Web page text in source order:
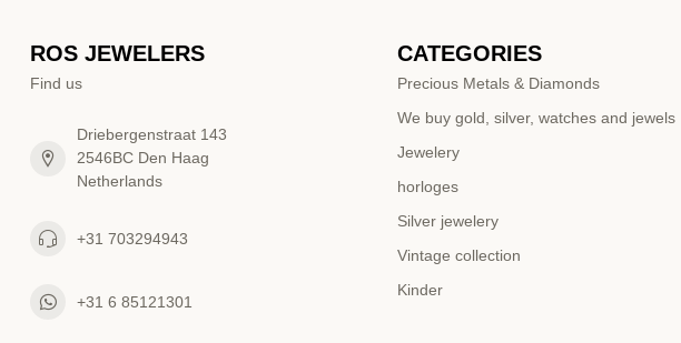
ROS JEWELERS
Find us
Driebergenstraat 143
2546BC Den Haag
Netherlands
+31 703294943
+31 6 85121301
CATEGORIES
Precious Metals & Diamonds
We buy gold, silver, watches and jewels
Jewelery
horloges
Silver jewelery
Vintage collection
Kinder